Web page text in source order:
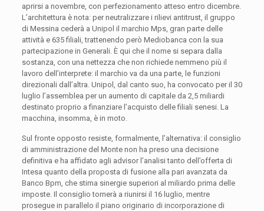
aprirsi a novembre, con perfezionamento atteso entro dicembre.
L’architettura è nota: per neutralizzare i rilievi antitrust, il gruppo
di Messina cederà a Unipol il marchio Mps, gran parte delle
attività e 635 filiali, trattenendo però Mediobanca con la sua
partecipazione in Generali. È qui che il nome si separa dalla
sostanza, con una nettezza che non richiede nemmeno più il
lavoro dell’interprete: il marchio va da una parte, le funzioni
direzionali dall’altra. Unipol, dal canto suo, ha convocato per il 30
luglio l’assemblea per un aumento di capitale da 2,5 miliardi
destinato proprio a finanziare l’acquisto delle filiali senesi. La
macchina, insomma, è in moto.
Sul fronte opposto resiste, formalmente, l’alternativa: il consiglio
di amministrazione del Monte non ha preso una decisione
definitiva e ha affidato agli advisor l’analisi tanto dell’offerta di
Intesa quanto della proposta di fusione alla pari avanzata da
Banco Bpm, che stima sinergie superiori al miliardo prima delle
imposte. Il consiglio tornerà a riunirsi il 16 luglio, mentre
prosegue in parallelo il piano originario di incorporazione di